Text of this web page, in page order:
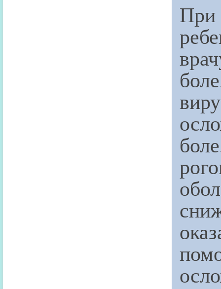
При